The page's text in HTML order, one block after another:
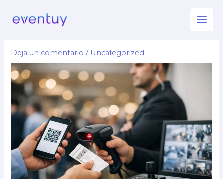
Venta de entradas sin perder
Deja un comentario / Uncategorized